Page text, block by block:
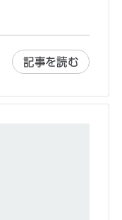
記事を読む